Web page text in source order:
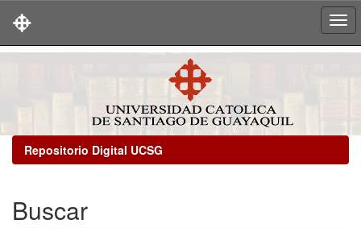
Repositorio Digital UCSG
Buscar